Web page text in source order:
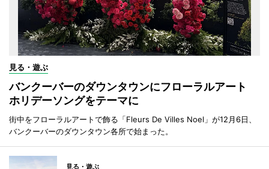
見る・遊ぶ
バンクーバーのダウンタウンにフローラルアート
ホリデーソングをテーマに
街中をフローラルアートで飾る「Fleurs De Villes Noel」が12月6日、
バンクーバーのダウンタウン各所で始まった。
見る・遊ぶ